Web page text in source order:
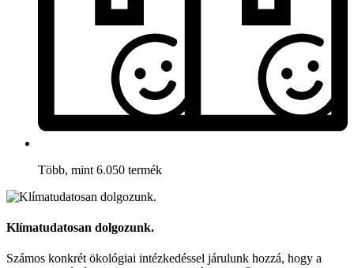
Több, mint 6.050 termék
Klímatudatosan dolgozunk.
Számos konkrét ökológiai intézkedéssel járulunk hozzá, hogy a